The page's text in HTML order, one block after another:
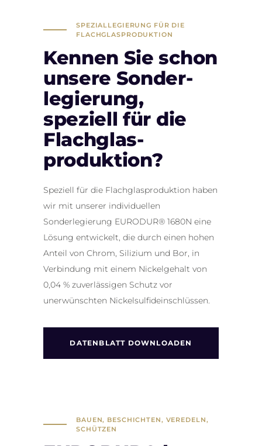
SPEZIALLEGIERUNG FÜR DIE
FLACHGLAS­PRODUKTION
Kennen Sie schon
unsere Sonder­
legierung,
speziell für die
Flachglas­
produktion?
Speziell für die Flachglasproduktion haben
wir mit unserer individuellen
Sonderlegierung EURODUR® 1680N eine
Lösung entwickelt, die durch einen hohen
Anteil von Chrom, Silizium und Bor, in
Verbindung mit einem Nickelgehalt von
0,04 % zuverlässigen Schutz vor
unerwünschten Nickelsulfideinschlüssen.
DATENBLATT DOWNLOADEN
BAUEN, BESCHICHTEN, VEREDELN,
SCHÜTZEN